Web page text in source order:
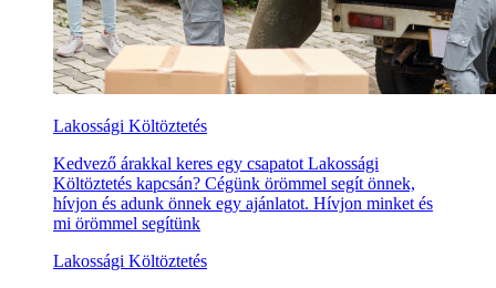
Lakossági Költöztetés
Kedvező árakkal keres egy csapatot Lakossági
Költöztetés kapcsán? Cégünk örömmel segít önnek,
hívjon és adunk önnek egy ajánlatot. Hívjon minket és
mi örömmel segítünk
Lakossági Költöztetés